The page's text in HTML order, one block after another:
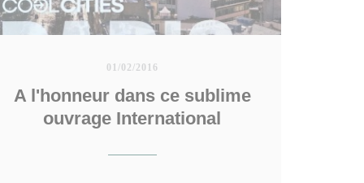
01/02/2016
A l'honneur dans ce sublime
ouvrage International